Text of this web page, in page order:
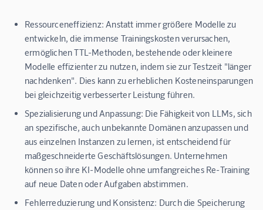
Ressourceneffizienz: Anstatt immer größere Modelle zu
entwickeln, die immense Trainingskosten verursachen,
ermöglichen TTL-Methoden, bestehende oder kleinere
Modelle effizienter zu nutzen, indem sie zur Testzeit "länger
nachdenken". Dies kann zu erheblichen Kosteneinsparungen
bei gleichzeitig verbesserter Leistung führen.
Spezialisierung und Anpassung: Die Fähigkeit von LLMs, sich
an spezifische, auch unbekannte Domänen anzupassen und
aus einzelnen Instanzen zu lernen, ist entscheidend für
maßgeschneiderte Geschäftslösungen. Unternehmen
können so ihre KI-Modelle ohne umfangreiches Re-Training
auf neue Daten oder Aufgaben abstimmen.
Fehlerreduzierung und Konsistenz: Durch die Speicherung